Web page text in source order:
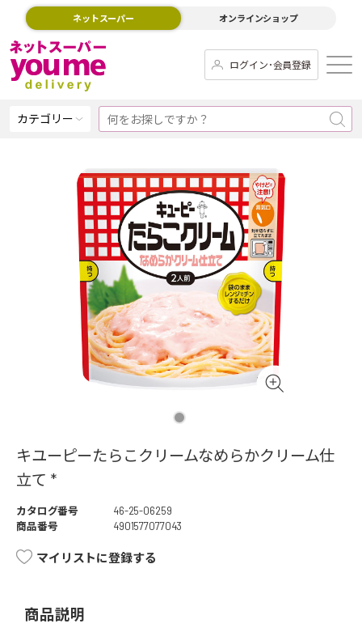
ネットスーパー オンラインショップ
ログイン･会員登録
カテゴリー
キユーピーたらこクリームなめらかクリーム仕
立て *
カタログ番号
46-25-06259
商品番号
4901577077043
マイリストに登録する
商品説明